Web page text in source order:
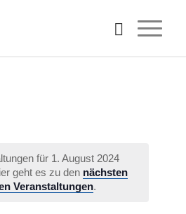
für 1. August 2024
geht es zu den nächsten
Veranstaltungen.